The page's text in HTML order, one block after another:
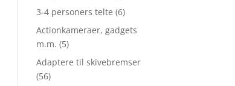
3-4 personers telte (6)
Actionkameraer, gadgets
m.m. (5)
Adaptere til skivebremser
(56)